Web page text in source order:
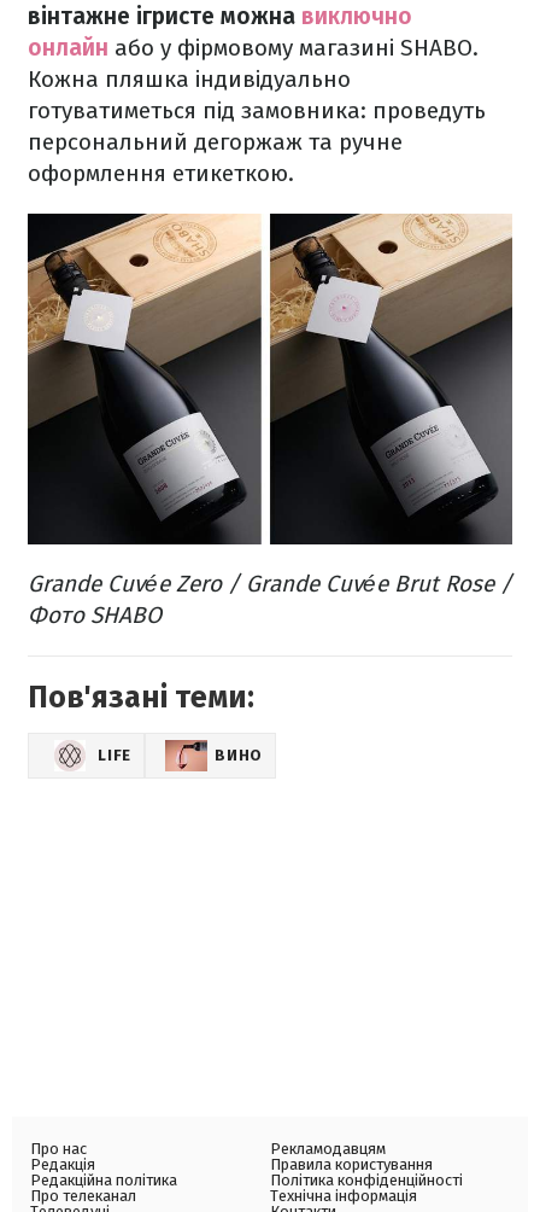
вінтажне ігристе можна виключно
онлайн або у фірмовому магазині SHABO.
Кожна пляшка індивідуально
готуватиметься під замовника: проведуть
персональний дегоржаж та ручне
оформлення етикеткою.
Grande Cuvée Zero / Grande Cuvée Brut Rose /
Фото SHABO
Пов'язані теми:
LIFE ВИНО
Про нас
Редакція
Редакційна політика
Про телеканал
Рекламодавцям
Правила користування
Політика конфіденційності
Технічна інформація